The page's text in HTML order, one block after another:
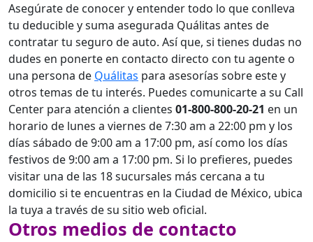
Asegúrate de conocer y entender todo lo que conlleva
tu deducible y suma asegurada Quálitas antes de
contratar tu seguro de auto. Así que, si tienes dudas no
dudes en ponerte en contacto directo con tu agente o
una persona de Quálitas para asesorías sobre este y
otros temas de tu interés. Puedes comunicarte a su Call
Center para atención a clientes 01-800-800-20-21 en un
horario de lunes a viernes de 7:30 am a 22:00 pm y los
días sábado de 9:00 am a 17:00 pm, así como los días
festivos de 9:00 am a 17:00 pm. Si lo prefieres, puedes
visitar una de las 18 sucursales más cercana a tu
domicilio si te encuentras en la Ciudad de México, ubica
la tuya a través de su sitio web oficial.
Otros medios de contacto